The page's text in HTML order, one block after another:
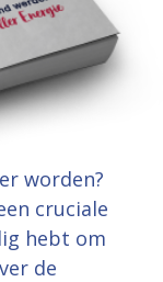
worden?
cruciale
hebt om
de